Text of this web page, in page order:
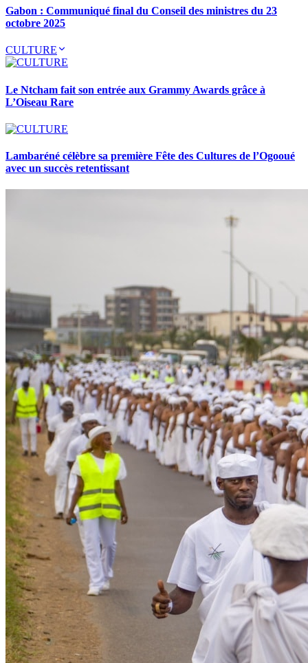
Gabon : Communiqué final du Conseil des ministres du 23
octobre 2025
CULTURE
Le Ntcham fait son entrée aux Grammy Awards grâce à
L’Oiseau Rare
Lambaréné célèbre sa première Fête des Cultures de l’Ogooué
avec un succès retentissant